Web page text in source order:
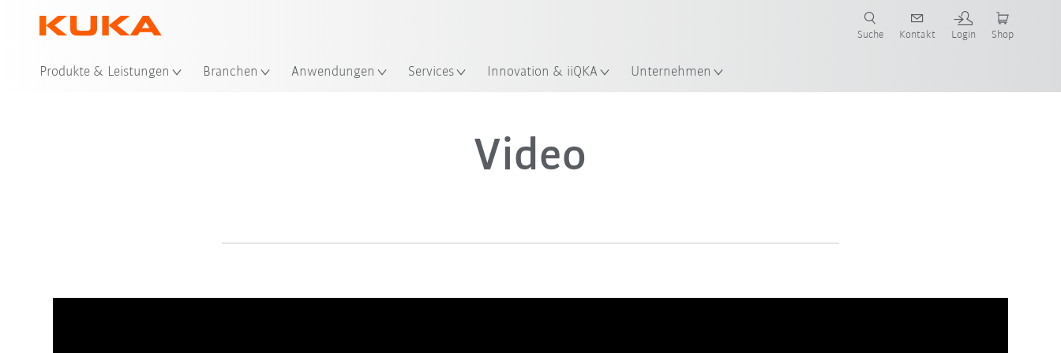
Produkte & Leistungen Branchen Anwendungen Services Innovation & iiQKA Unternehmen
Suche Kontakt Login Shop
Video